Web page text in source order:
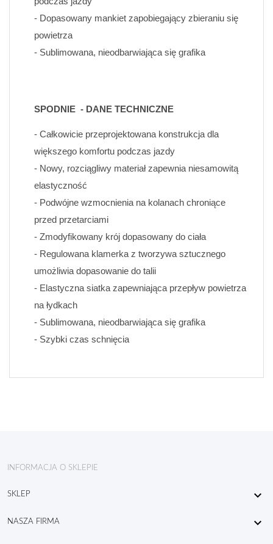
- Dopasowany mankiet zapobiegający zbieraniu się
powietrza
- Sublimowana, nieodbarwiająca się grafika
SPODNIE  - DANE TECHNICZNE
- Całkowicie przeprojektowana konstrukcja dla
większego komfortu podczas jazdy
- Nowy, rozciągliwy materiał zapewnia niesamowitą
elastyczność
- Podwójne wzmocnienia na kolanach chroniące
przed przetarciami
- Zmodyfikowany krój dopasowany do ciała
- Regulowana klamerka z tworzywa sztucznego
umożliwia dopasowanie do talii
- Elastyczna siatka zapewniająca przepływ powietrza
na łydkach
- Sublimowana, nieodbarwiająca się grafika
- Szybki czas schnięcia
INFORMACJA O SKLEPIE
SKLEP 
NASZA FIRMA
